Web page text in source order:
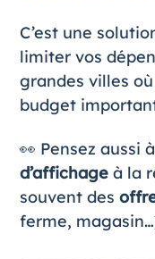
C’est une
limiter vos
grandes villes
budget
👀 Pensez aussi
d’affichageà la
souvent des
ferme,